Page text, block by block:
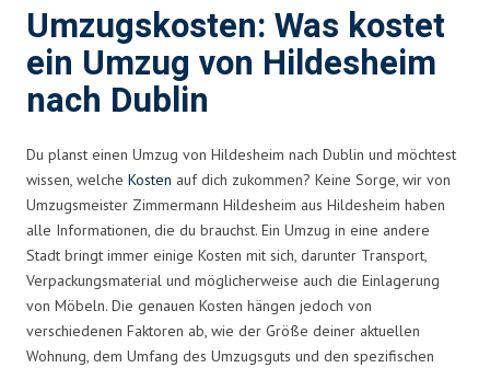
Umzugskosten: Was kostet
ein Umzug von Hildesheim
nach Dublin
Du planst einen Umzug von Hildesheim nach Dublin und möchtest
wissen, welche Kosten auf dich zukommen? Keine Sorge, wir von
Umzugsmeister Zimmermann Hildesheim aus Hildesheim haben
alle Informationen, die du brauchst. Ein Umzug in eine andere
Stadt bringt immer einige Kosten mit sich, darunter Transport,
Verpackungsmaterial und möglicherweise auch die Einlagerung
von Möbeln. Die genauen Kosten hängen jedoch von
verschiedenen Faktoren ab, wie der Größe deiner aktuellen
Wohnung, dem Umfang des Umzugsguts und den spezifischen